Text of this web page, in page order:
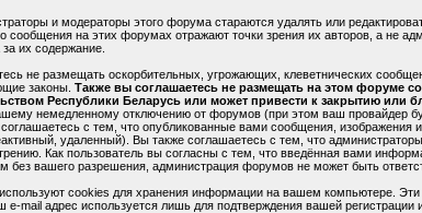
и модераторы этого форума стараются удалять или
сообщения на этих форумах отражают точки зрения их авторов, а не
за их содержание.
не размещать оскорбительных, угрожающих, клеветнических
законы. Также вы соглашаетесь не размещать на этом форуме
Республики Беларусь или может привести к закрытию или
немедленному отключению от форумов (при этом ваш провайдер
с тем, что опубликованные вами сообщения,
удаленный). Вы также соглашаетесь с тем, что
Как пользователь вы согласны с тем, что введённая вами
без вашего разрешения, администрация форумов не может быть
cookies для хранения информации на вашем компьютере.
mail адрес используется лишь для подтверждения вашей регистрации